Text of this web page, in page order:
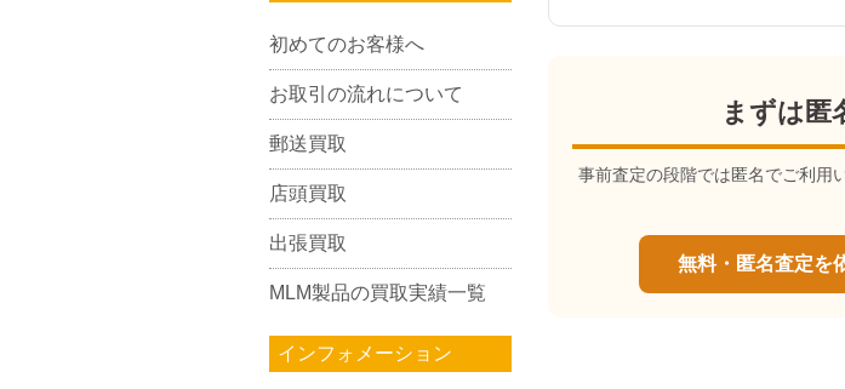
まずは匿
事前査定の段階では匿名でご利用
無料・匿名査定を
初めてのお客様へ
お取引の流れについて
郵送買取
店頭買取
出張買取
MLM製品の買取実績一覧
インフォメーション